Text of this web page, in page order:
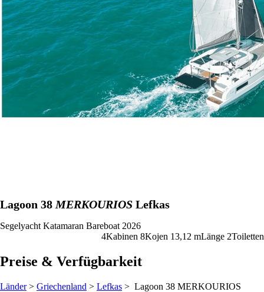
Lagoon 38 MERKOURIOS Lefkas
Segelyacht Katamaran Bareboat 2026
4Kabinen 8Kojen 13,12 mLänge 2Toiletten
Preise & Verfügbarkeit
Länder> Griechenland > Lefkas > Lagoon 38 MERKOURIOS